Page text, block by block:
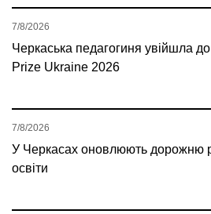
Черкаська педагогиня увійшла
Prize Ukraine 2026
7/8/2026
У Черкасах оновлюють дорожню
освіти
7/8/2026